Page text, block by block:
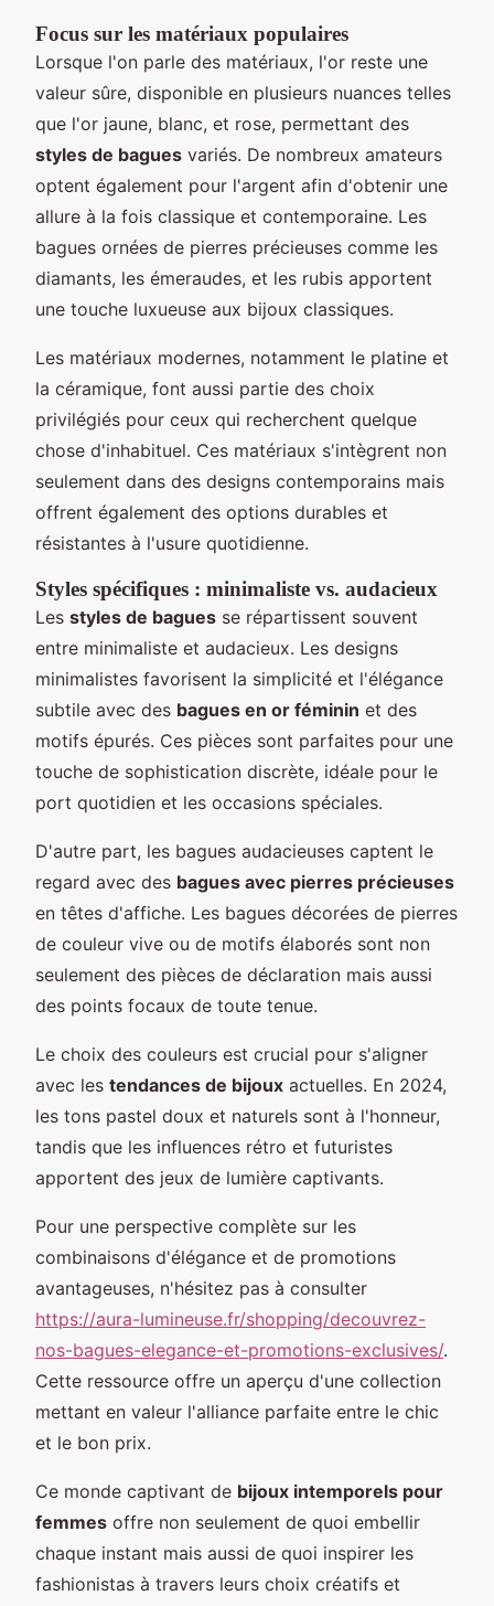
Focus sur les matériaux populaires
Lorsque l'on parle des matériaux, l'or reste une
valeur sûre, disponible en plusieurs nuances telles
que l'or jaune, blanc, et rose, permettant des
styles de bagues variés. De nombreux amateurs
optent également pour l'argent afin d'obtenir une
allure à la fois classique et contemporaine. Les
bagues ornées de pierres précieuses comme les
diamants, les émeraudes, et les rubis apportent
une touche luxueuse aux bijoux classiques.
Les matériaux modernes, notamment le platine et
la céramique, font aussi partie des choix
privilégiés pour ceux qui recherchent quelque
chose d'inhabituel. Ces matériaux s'intègrent non
seulement dans des designs contemporains mais
offrent également des options durables et
résistantes à l'usure quotidienne.
Styles spécifiques : minimaliste vs. audacieux
Les styles de bagues se répartissent souvent
entre minimaliste et audacieux. Les designs
minimalistes favorisent la simplicité et l'élégance
subtile avec des bagues en or féminin et des
motifs épurés. Ces pièces sont parfaites pour une
touche de sophistication discrète, idéale pour le
port quotidien et les occasions spéciales.
D'autre part, les bagues audacieuses captent le
regard avec des bagues avec pierres précieuses
en têtes d'affiche. Les bagues décorées de pierres
de couleur vive ou de motifs élaborés sont non
seulement des pièces de déclaration mais aussi
des points focaux de toute tenue.
Le choix des couleurs est crucial pour s'aligner
avec les tendances de bijoux actuelles. En 2024,
les tons pastel doux et naturels sont à l'honneur,
tandis que les influences rétro et futuristes
apportent des jeux de lumière captivants.
Pour une perspective complète sur les
combinaisons d'élégance et de promotions
avantageuses, n'hésitez pas à consulter
https://aura-lumineuse.fr/shopping/decouvrez-
nos-bagues-elegance-et-promotions-exclusives/.
Cette ressource offre un aperçu d'une collection
mettant en valeur l'alliance parfaite entre le chic
et le bon prix.
Ce monde captivant de bijoux intemporels pour
femmes offre non seulement de quoi embellir
chaque instant mais aussi de quoi inspirer les
fashionistas à travers leurs choix créatifs et